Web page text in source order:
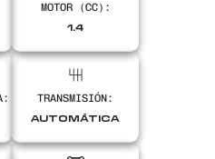
MOTOR (CC):
1.4
TRANSMISIÓN:
AUTOMÁTICA